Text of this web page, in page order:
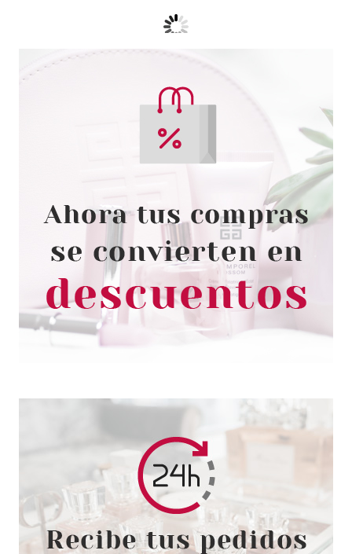
ESSENCE
ESSENCE SHINE LAST & GO
ESMALTE UÑAS 69 NEVER SAY
NEVER
Pvr 1.99€
-22%
desde
1.55€
ESSENCE
ESSENCE FABOWLOUS
PEGATINAS PARA UÑAS